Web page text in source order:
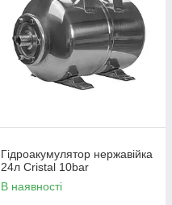
Гідроакумулятор нержавійка
24л Cristal 10bar
В наявності